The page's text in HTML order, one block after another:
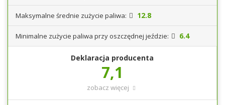
Deklaracja producenta
7,1
zobacz więcej
Maksymalne średnie zużycie paliwa: 12.8
Minimalne zużycie paliwa przy oszczędnej jeździe: 6.4